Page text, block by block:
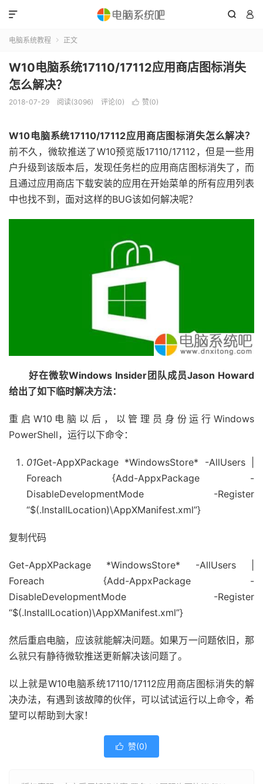
 

电脑系统教程  正文
W10电脑系统17110/17112应用商店图标消失
怎么解决？
2018-07-29 阅读(3096) 评论(0)  赞(0)
W10电脑系统17110/17112应用商店图标消失怎么解决？
前不久，微软推送了W10预览版17110/17112，但是一些用
户升级到该版本后，发现任务栏的应用商店图标消失了，而
且通过应用商店下载安装的应用在开始菜单的所有应用列表
中也找不到，面对这样的BUG该如何解决呢？
好在微软Windows Insider团队成员Jason Howard
给出了如下临时解决方法：
重启W10电脑以后，以管理员身份运行Windows
PowerShell，运行以下命令：
01Get-AppXPackage *WindowsStore* -AllUsers |
Foreach {Add-AppxPackage -
DisableDevelopmentMode -Register
“$(.InstallLocation)\AppXManifest.xml”}
复制代码
Get-AppXPackage *WindowsStore* -AllUsers |
Foreach {Add-AppxPackage -
DisableDevelopmentMode -Register
“$(.InstallLocation)\AppXManifest.xml”}
然后重启电脑，应该就能解决问题。如果万一问题依旧，那
么就只有静待微软推送更新解决该问题了。
以上就是W10电脑系统17110/17112应用商店图标消失的解
决办法，有遇到该故障的伙伴，可以试试运行以上命令，希
望可以帮助到大家！
 赞(0)